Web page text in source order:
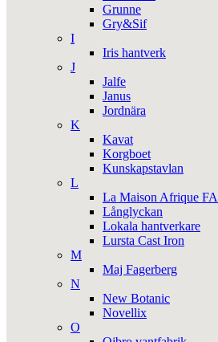
Grunne
Gry&Sif
I
Iris hantverk
J
Jalfe
Janus
Jordnära
K
Kavat
Korgboet
Kunskapstavlan
L
La Maison Afrique
Långlyckan
Lokala hantverkare
Lursta Cast Iron
M
Maj Fagerberg
N
New Botanic
Novellix
O